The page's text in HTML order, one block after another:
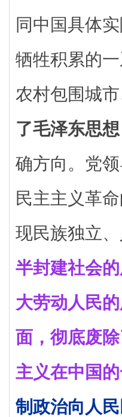
同中国具体
牺牲积累的
农村包围城
了毛泽东思想
确方向。党
民主主义革
现民族独立、
半封建社会
大劳动人民
面，彻底废
主义在中国的
制政治向人